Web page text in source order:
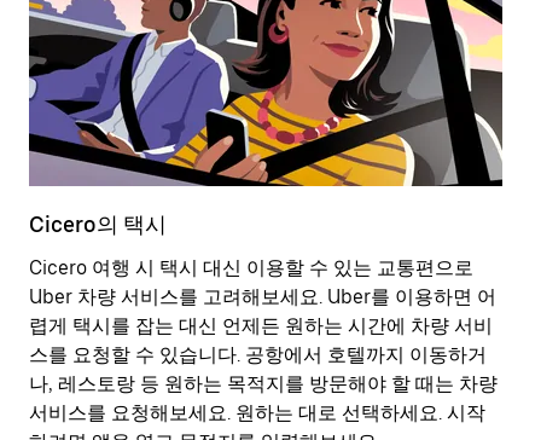
Cicero의 택시
Cicero 여행 시 택시 대신 이용할 수 있는 교통편으로
Uber 차량 서비스를 고려해보세요. Uber를 이용하면 어
렵게 택시를 잡는 대신 언제든 원하는 시간에 차량 서비
스를 요청할 수 있습니다. 공항에서 호텔까지 이동하거
나, 레스토랑 등 원하는 목적지를 방문해야 할 때는 차량
서비스를 요청해보세요. 원하는 대로 선택하세요. 시작